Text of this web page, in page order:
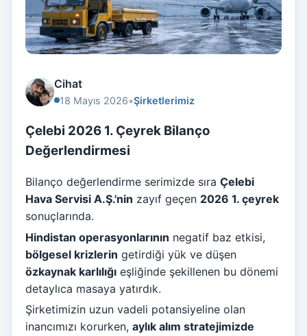
Cihat
18 Mayıs 2026•Şirketlerimiz
Çelebi 2026 1. Çeyrek Bilanço
Değerlendirmesi
Bilanço değerlendirme serimizde sıra Çelebi
Hava Servisi A.Ş.'nin zayıf geçen 2026 1. çeyrek
sonuçlarında.
Hindistan operasyonlarının negatif baz etkisi,
bölgesel krizlerin getirdiği yük ve düşen
özkaynak karlılığı eşliğinde şekillenen bu dönemi
detaylıca masaya yatırdık.
Şirketimizin uzun vadeli potansiyeline olan
inancımızı korurken, aylık alım stratejimizde